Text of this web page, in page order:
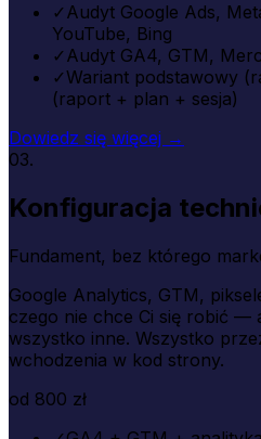
✓Audyt Google Ads,
YouTube, Bing
✓Audyt GA4, GTM,
✓Wariant podstawowy
(raport + plan + sesja)
Dowiedz się więcej →
03.
Konfiguracja
Fundament, bez którego
Google Analytics, GTM,
czego nie chce Ci się robić —
wszystko inne. Wszystko
wchodzenia w kod strony.
od 800 zł